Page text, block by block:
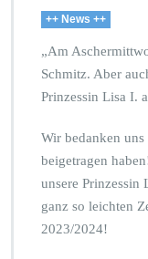
++ News ++
„Am
Schmitz. Aber
Prinzessin Lisa I.
Wir bedanken
beigetragen
unsere Prinzessin
ganz so leichten
2023/2024!